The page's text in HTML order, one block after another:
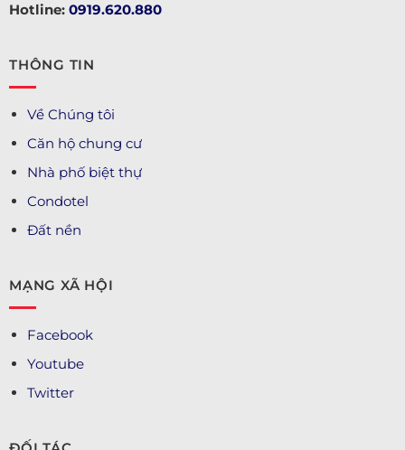
Hotline: 0919.620.880
THÔNG TIN
Về Chúng tôi
Căn hộ chung cư
Nhà phố biệt thự
Condotel
Đất nền
MẠNG XÃ HỘI
Facebook
Youtube
Twitter